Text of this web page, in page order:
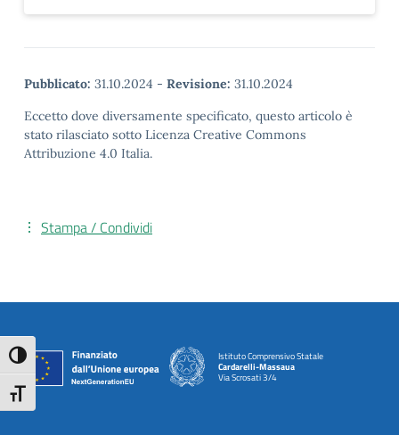
Attiva/disattiva alto contrasto
Attiva/disattiva dimensione testo
Pubblicato: 31.10.2024 - Revisione: 31.10.2024
Eccetto dove diversamente specificato, questo articolo è
stato rilasciato sotto Licenza Creative Commons
Attribuzione 4.0 Italia.
Stampa / Condividi
Istituto Comprensivo Statale
Cardarelli-Massaua
Via Scrosati 3/4